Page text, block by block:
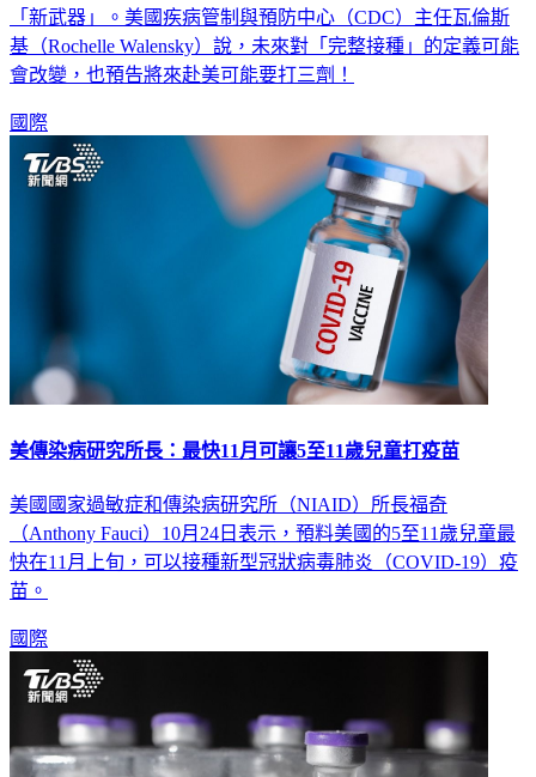
「新武器」。美國疾病管制與預防中心（CDC）主任瓦倫斯
基（Rochelle Walensky）說，未來對「完整接種」的定義可能
會改變，也預告將來赴美可能要打三劑！
國際
美傳染病研究所長：最快11月可讓5至11歲兒童打疫苗
美國國家過敏症和傳染病研究所（NIAID）所長福奇
（Anthony Fauci）10月24日表示，預料美國的5至11歲兒童最
快在11月上旬，可以接種新型冠狀病毒肺炎（COVID-19）疫
苗。
國際